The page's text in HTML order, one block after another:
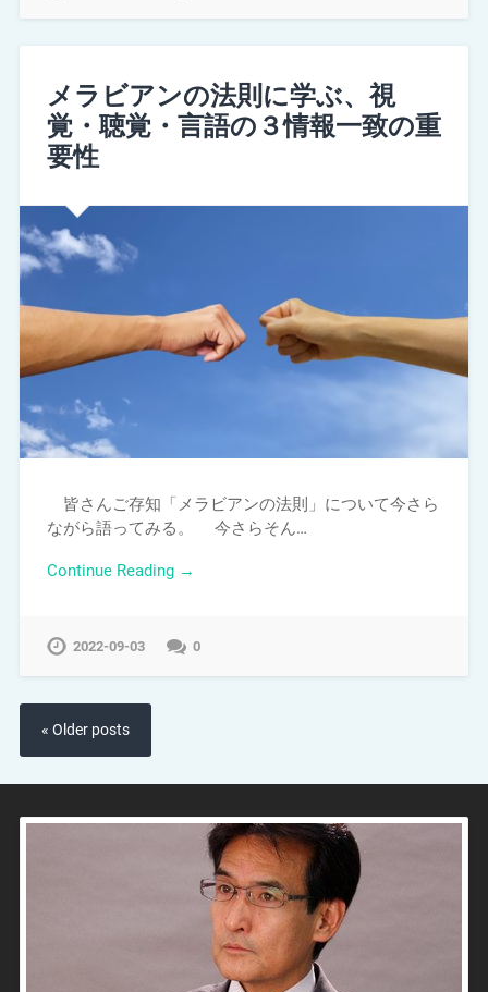
メラビアンの法則に学ぶ、視
覚・聴覚・言語の３情報一致の重
要性
皆さんご存知「メラビアンの法則」について今さら
ながら語ってみる。 今さらそん…
Continue Reading →
2022-09-03 0
« Older posts